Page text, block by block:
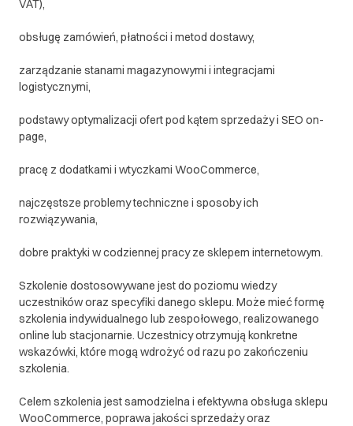
VAT),
obsługę zamówień, płatności i metod dostawy,
zarządzanie stanami magazynowymi i integracjami
logistycznymi,
podstawy optymalizacji ofert pod kątem sprzedaży i SEO on-
page,
pracę z dodatkami i wtyczkami WooCommerce,
najczęstsze problemy techniczne i sposoby ich
rozwiązywania,
dobre praktyki w codziennej pracy ze sklepem internetowym.
Szkolenie dostosowywane jest do poziomu wiedzy
uczestników oraz specyfiki danego sklepu. Może mieć formę
szkolenia indywidualnego lub zespołowego, realizowanego
online lub stacjonarnie. Uczestnicy otrzymują konkretne
wskazówki, które mogą wdrożyć od razu po zakończeniu
szkolenia.
Celem szkolenia jest samodzielna i efektywna obsługa sklepu
WooCommerce, poprawa jakości sprzedaży oraz